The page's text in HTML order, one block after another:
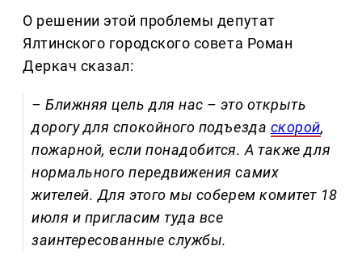
О решении этой проблемы депутат
Ялтинского городского совета Роман
Деркач сказал:
– Ближняя цель для нас – это открыть
дорогу для спокойного подъезда скорой,
пожарной, если понадобится. А также для
нормального передвижения самих
жителей. Для этого мы соберем комитет 18
июля и пригласим туда все
заинтересованные службы.